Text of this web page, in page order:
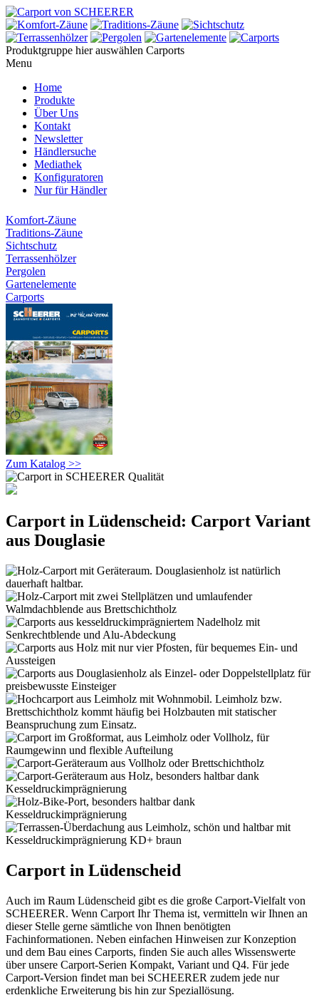
Produktgruppe hier auswählen Carports
Menu
Home
Produkte
Über Uns
Kontakt
Newsletter
Händlersuche
Mediathek
Konfiguratoren
Nur für Händler
Komfort-Zäune
Traditions-Zäune
Sichtschutz
Terrassenhölzer
Pergolen
Gartenelemente
Carports
Zum Katalog >>
Carport in Lüdenscheid: Carport Variant
aus Douglasie
Carport in Lüdenscheid
Auch im Raum Lüdenscheid gibt es die große Carport-Vielfalt von
SCHEERER. Wenn Carport Ihr Thema ist, vermitteln wir Ihnen an
dieser Stelle gerne sämtliche von Ihnen benötigten
Fachinformationen. Neben einfachen Hinweisen zur Konzeption
und dem Bau eines Carports, finden Sie auch alles Wissenswerte
über unsere Carport-Serien Kompakt, Variant und Q4. Für jede
Carport-Version findet man bei SCHEERER zudem jede nur
erdenkliche Erweiterung bis hin zur Speziallösung.